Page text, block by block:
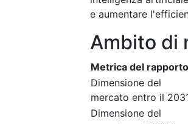
e aumentare
Ambito di
Metrica del rapporto
Dimensione del
mercato entro il
Dimensione del